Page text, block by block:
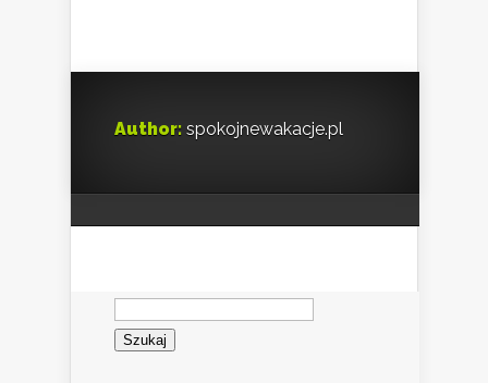
Author: spokojnewakacje.pl
Szukaj: